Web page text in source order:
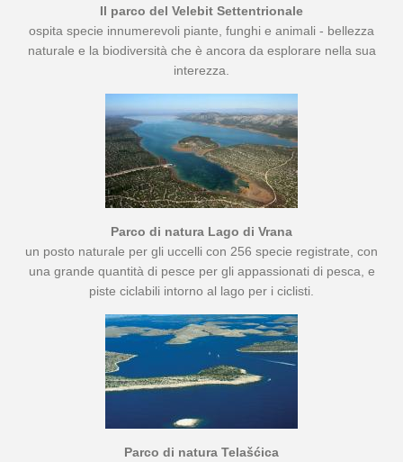
Il parco del Velebit Settentrionale
ospita specie innumerevoli piante, funghi e animali - bellezza
naturale e la biodiversità che è ancora da esplorare nella sua
interezza.
Parco di natura Lago di Vrana
un posto naturale per gli uccelli con 256 specie registrate, con
una grande quantità di pesce per gli appassionati di pesca, e
piste ciclabili intorno al lago per i ciclisti.
Parco di natura Telašćica